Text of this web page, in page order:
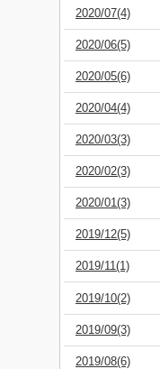
2020/07(4)
2020/06(5)
2020/05(6)
2020/04(4)
2020/03(3)
2020/02(3)
2020/01(3)
2019/12(5)
2019/11(1)
2019/10(2)
2019/09(3)
2019/08(6)